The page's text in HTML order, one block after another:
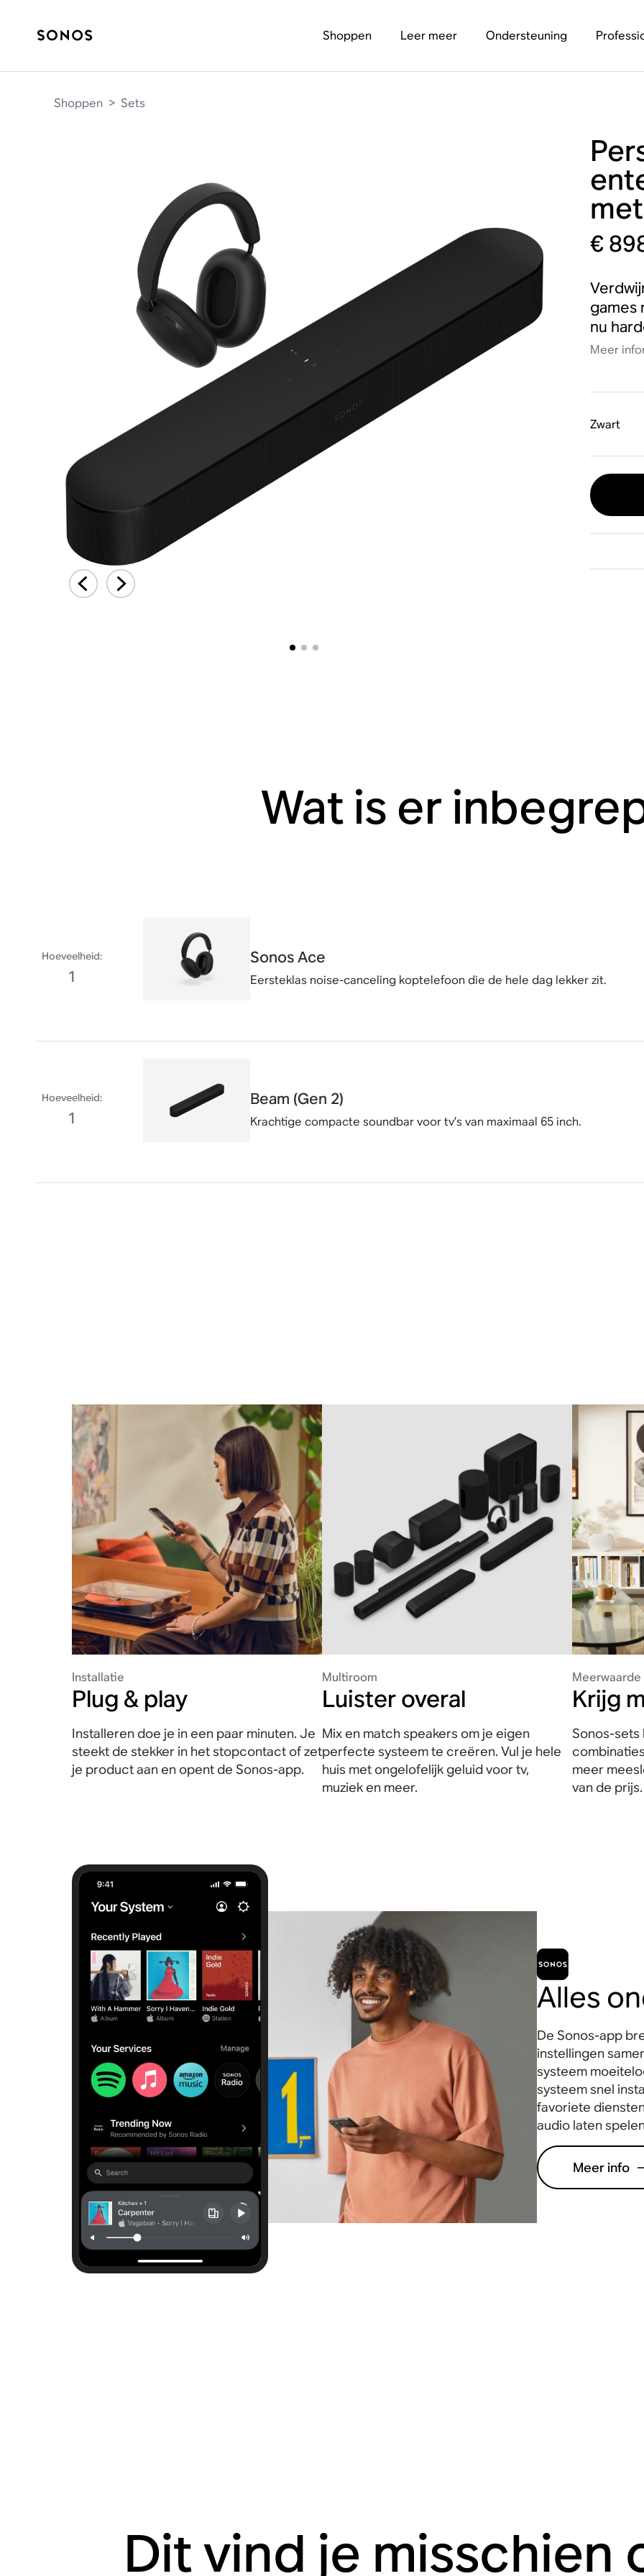
Shoppen Leer meer Ondersteuning
Shoppen > Sets
€
games
nu
Meer
Zwart
Wat is er
Hoeveelheid:
1
Sonos Ace
Eersteklas noise-canceling koptelefoon die de hele dag lekker zit.
Hoeveelheid:
1
Beam (Gen 2)
Krachtige compacte soundbar voor tv’s van maximaal 65 inch.
Installatie
Plug & play
Installeren doe je in een paar minuten. Je
steekt de stekker in het stopcontact of zet
je product aan en opent de Sonos-app.
Multiroom
Luister overal
Mix en match speakers om je eigen
perfecte systeem te creëren. Vul je hele
huis met ongelofelijk geluid voor tv,
muziek en meer.
Meerwaarde
Krijg
Sonos-
meer
van de prijs.
Alles
De Sonos-app
instellingen
systeem
systeem snel
favoriete
audio laten
Meer info
Dit vind je misschien